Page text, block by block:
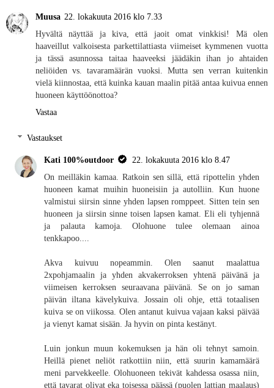
Muusa 22. lokakuuta 2016 klo 7.33
Hyvältä näyttää ja kiva, että jaoit omat vinkkisi! Mä olen
haaveillut valkoisesta parkettilattiasta viimeiset kymmenen vuotta
ja tässä asunnossa taitaa haaveeksi jäädäkin ihan jo ahtaiden
neliöiden vs. tavaramäärän vuoksi. Mutta sen verran kuitenkin
vielä kiinnostaa, että kuinka kauan maalin pitää antaa kuivua ennen
huoneen käyttöönottoa?
Vastaa
Vastaukset
Kati 100%outdoor
22. lokakuuta 2016 klo 8.47
On meilläkin kamaa. Ratkoin sen sillä, että ripottelin yhden
huoneen kamat muihin huoneisiin ja autolliin. Kun huone
valmistui siirsin sinne yhden lapsen romppeet. Sitten tein sen
huoneen ja siirsin sinne toisen lapsen kamat. Eli eli tyhjennä
ja palauta kamoja. Olohuone tulee olemaan ainoa
tenkkapoo....
Akva kuivuu nopeammin. Olen saanut maalattua
2xpohjamaalin ja yhden akvakerroksen yhtenä päivänä ja
viimeisen kerroksen seuraavana päivänä. Se on jo saman
päivän iltana kävelykuiva. Jossain oli ohje, että totaalisen
kuiva se on viikossa. Olen antanut kuivua vajaan kaksi päivää
ja vienyt kamat sisään. Ja hyvin on pinta kestänyt.
Luin jonkun muun kokemuksen ja hän oli tehnyt samoin.
Heillä pienet neliöt ratkottiin niin, että suurin kamamäärä
meni parvekkeelle. Olohuoneen tekivät kahdessa osassa niin,
että tavarat olivat eka toisessa päässä (puolen lattian maalaus)